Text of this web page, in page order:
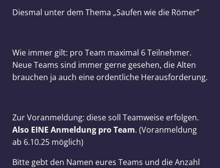
Diesmal unter dem Thema „Saufen wie die Römer”
Wie immer gilt: pro Team maximal 6 Teilnehmer.
Neue Teams sind immer gerne gesehen, die Alten
brauchen ja auch eine ordentliche Herausforderung.
Zur Voranmeldung: diese soll Teamweise erfolgen.
Also EINE Anmeldung pro Team. (Voranmeldung
ab 6.10.25 möglich)
Bitte gebt den Namen eures Teams und die Anzahl